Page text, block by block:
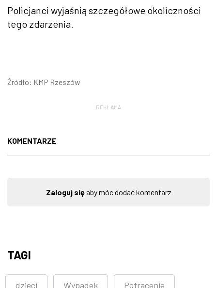
Policjanci wyjaśnią szczegółowe okoliczności
tego zdarzenia.
Źródło: KMP Rzeszów
REKLAMA
KOMENTARZE
Zaloguj sięaby móc dodać komentarz
TAGI
dzieci Wypadek Potrącenie